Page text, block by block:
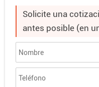
Solicite una
antes posible (en